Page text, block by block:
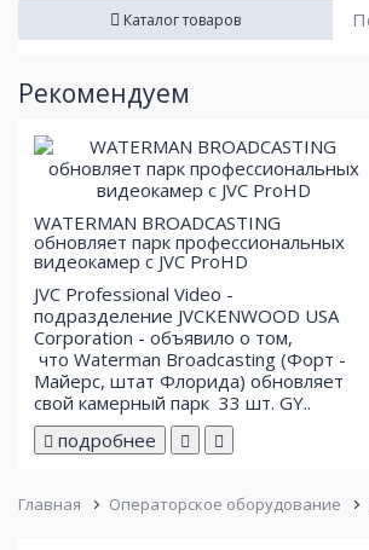
Каталог товаров
Рекомендуем
WATERMAN BROADCASTING
обновляет парк профессиональных
видеокамер с JVC ProHD
JVC Professional Video -
подразделение JVCKENWOOD USA
Corporation - объявило о том,
что Waterman Broadcasting (Форт -
Майерс, штат Флорида) обновляет
свой ​​камерный парк 33 шт. GY..
подробнее
Главная Операторское оборудование